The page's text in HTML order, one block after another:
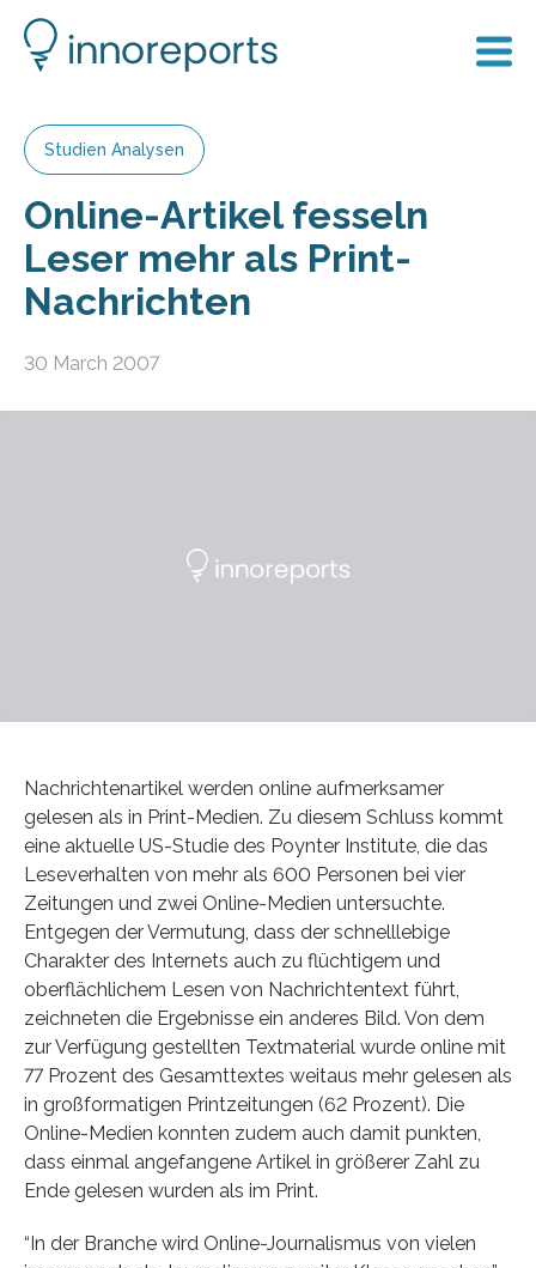
Studien Analysen
Online-Artikel fesseln
Leser mehr als Print-
Nachrichten
30 March 2007
Nachrichtenartikel werden online aufmerksamer
gelesen als in Print-Medien. Zu diesem Schluss kommt
eine aktuelle US-Studie des Poynter Institute, die das
Leseverhalten von mehr als 600 Personen bei vier
Zeitungen und zwei Online-Medien untersuchte.
Entgegen der Vermutung, dass der schnelllebige
Charakter des Internets auch zu flüchtigem und
oberflächlichem Lesen von Nachrichtentext führt,
zeichneten die Ergebnisse ein anderes Bild. Von dem
zur Verfügung gestellten Textmaterial wurde online mit
77 Prozent des Gesamttextes weitaus mehr gelesen als
in großformatigen Printzeitungen (62 Prozent). Die
Online-Medien konnten zudem auch damit punkten,
dass einmal angefangene Artikel in größerer Zahl zu
Ende gelesen wurden als im Print.
“In der Branche wird Online-Journalismus von vielen